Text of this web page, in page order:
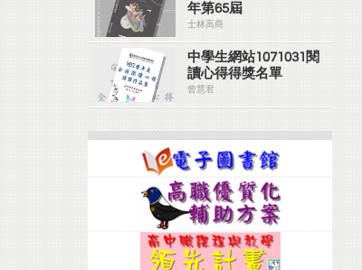
年第65屆
士林高商
中學生網站1071031閱
讀心得得獎名單
曾慧君